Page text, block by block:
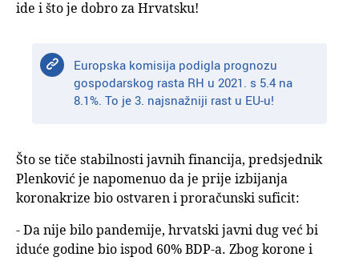
ide i što je dobro za Hrvatsku!
Europska komisija podigla prognozu
gospodarskog rasta RH u 2021. s 5.4 na
8.1%. To je 3. najsnažniji rast u EU-u!
Što se tiče stabilnosti javnih financija, predsjednik
Plenković je napomenuo da je prije izbijanja
koronakrize bio ostvaren i proračunski suficit:
- Da nije bilo pandemije, hrvatski javni dug već bi
iduće godine bio ispod 60% BDP-a. Zbog korone i